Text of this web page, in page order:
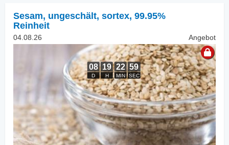
Sesam, ungeschält, sortex, 99.95%
Reinheit
04.08.26 Angebot